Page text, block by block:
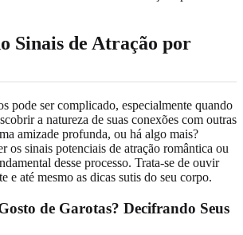
Sinais de Atração por
pode ser complicado, especialmente quando
a natureza de suas conexões com outras
amizade profunda, ou há algo mais?
os sinais potenciais de atração romântica ou
desse processo. Trata-se de ouvir
e até mesmo as dicas sutis do seu corpo.
de Garotas? Decifrando Seus